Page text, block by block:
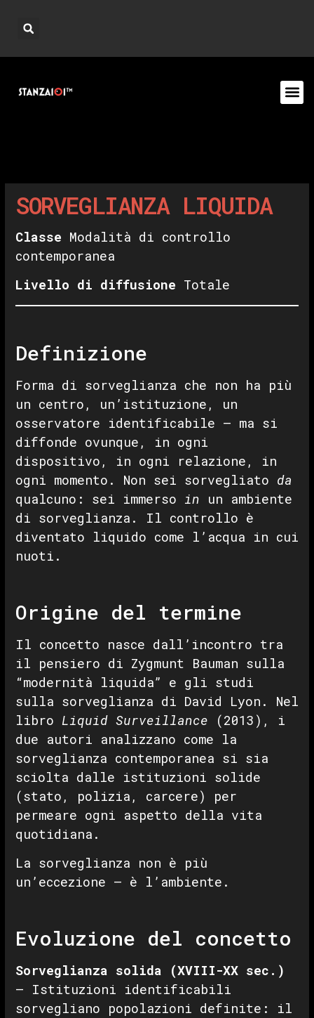
SORVEGLIANZA LIQUIDA
Classe Modalità di controllo
contemporanea
Livello di diffusione Totale
Definizione
Forma di sorveglianza che non ha più
un centro, un’istituzione, un
osservatore identificabile — ma si
diffonde ovunque, in ogni
dispositivo, in ogni relazione, in
ogni momento. Non sei sorvegliato da
qualcuno: sei immerso in un ambiente
di sorveglianza. Il controllo è
diventato liquido come l’acqua in cui
nuoti.
Origine del termine
Il concetto nasce dall’incontro tra
il pensiero di Zygmunt Bauman sulla
“modernità liquida” e gli studi
sulla sorveglianza di David Lyon. Nel
libro Liquid Surveillance (2013), i
due autori analizzano come la
sorveglianza contemporanea si sia
sciolta dalle istituzioni solide
(stato, polizia, carcere) per
permeare ogni aspetto della vita
quotidiana.
La sorveglianza non è più
un’eccezione — è l’ambiente.
Evoluzione del concetto
Sorveglianza solida (XVIII-XX sec.)
— Istituzioni identificabili
sorvegliano popolazioni definite: il